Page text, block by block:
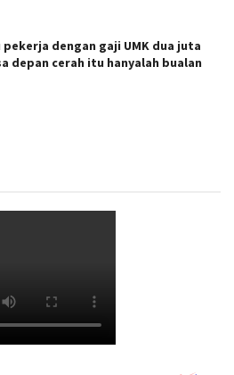
pekerja dengan gaji UMK dua juta
depan cerah itu hanyalah bualan